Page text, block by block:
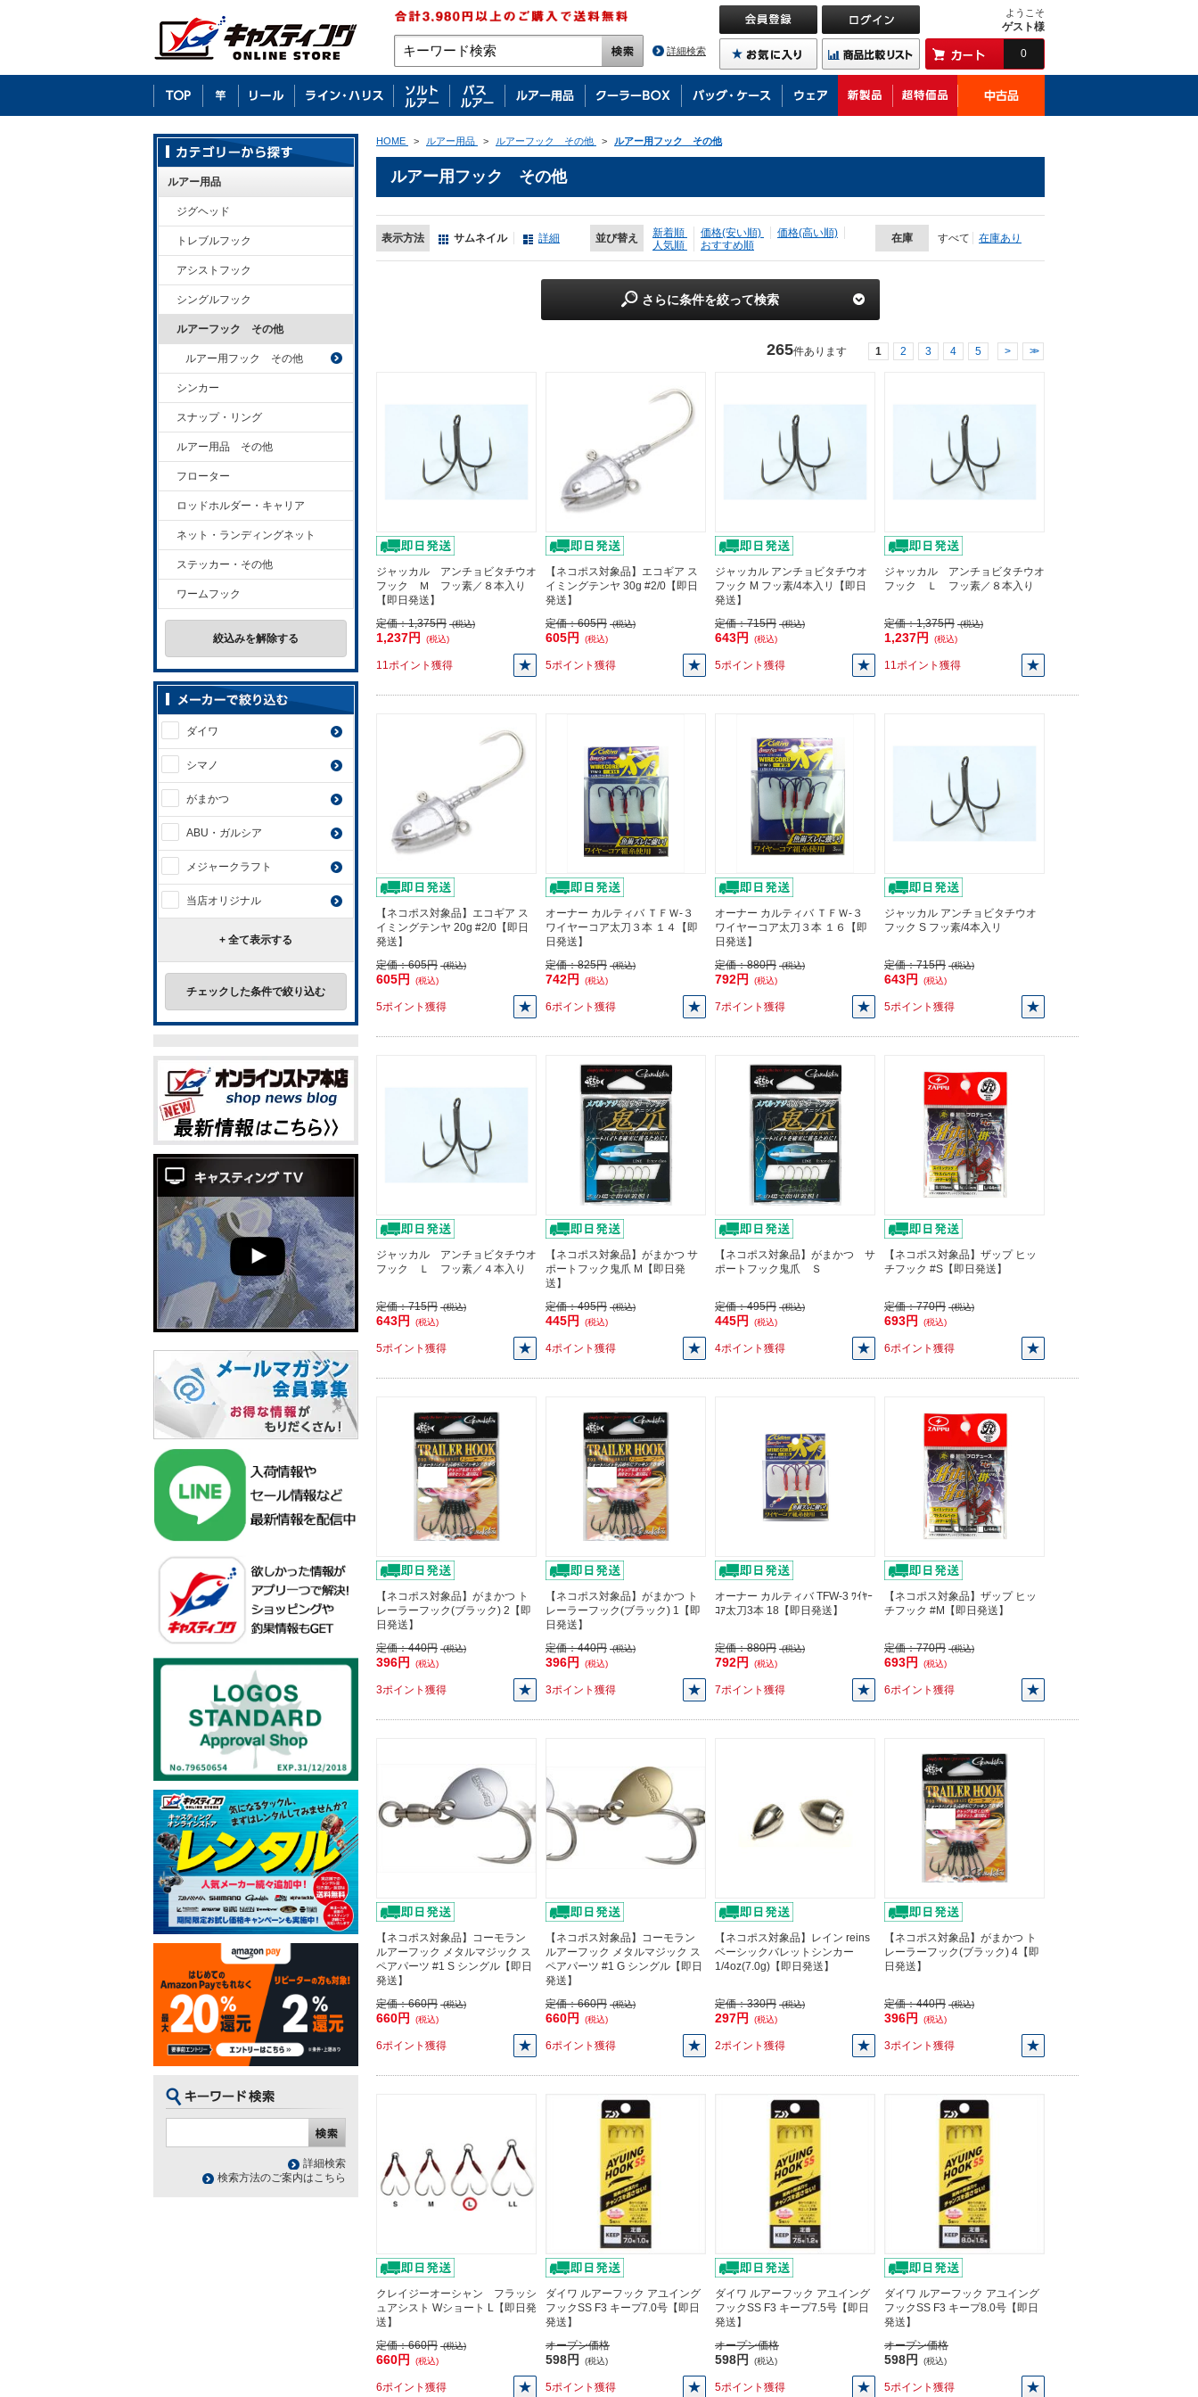
詳細検索
ようこそ
ゲスト様
0
HOME > ルアー用品 > ルアーフック その他 > ルアー用フック その他
ルアー用フック その他
表示方法 サムネイル 詳細 並び替え 新着順 価格(安い順)
価格(高い順)
人気順
おすすめ順
在庫 すべて 在庫あり
さらに条件を絞って検索
265件あります 1 2 3 4 5 > >>
ジャッカル アンチョビタチウオ
フック Ｍ フッ素／８本入り
【即日発送】
定価：1,375円 (税込)
1,237円 (税込)
11ポイント獲得
【ネコポス対象品】エコギア ス
イミングテンヤ 30g #2/0【即日
発送】
定価：605円 (税込)
605円 (税込)
5ポイント獲得
ジャッカル アンチョビタチウオ
フック M フッ素/4本入リ【即日
発送】
定価：715円 (税込)
643円 (税込)
5ポイント獲得
ジャッカル アンチョビタチウオ
フック Ｌ フッ素／８本入り
定価：1,375円 (税込)
1,237円 (税込)
11ポイント獲得
【ネコポス対象品】エコギア ス
イミングテンヤ 20g #2/0【即日
発送】
定価：605円 (税込)
605円 (税込)
5ポイント獲得
オーナー カルティバ ＴＦＷ-３
ワイヤーコア太刀３本 １４【即
日発送】
定価：825円 (税込)
742円 (税込)
6ポイント獲得
オーナー カルティバ ＴＦＷ-３
ワイヤーコア太刀３本 １６【即
日発送】
定価：880円 (税込)
792円 (税込)
7ポイント獲得
ジャッカル アンチョビタチウオ
フック S フッ素/4本入リ
定価：715円 (税込)
643円 (税込)
5ポイント獲得
ジャッカル アンチョビタチウオ
フック Ｌ フッ素／４本入り
定価：715円 (税込)
643円 (税込)
5ポイント獲得
【ネコポス対象品】がまかつ サ
ポートフック鬼爪 M【即日発
送】
定価：495円 (税込)
445円 (税込)
4ポイント獲得
【ネコポス対象品】がまかつ サ
ポートフック鬼爪 Ｓ
定価：495円 (税込)
445円 (税込)
4ポイント獲得
【ネコポス対象品】ザップ ヒッ
チフック #S【即日発送】
定価：770円 (税込)
693円 (税込)
6ポイント獲得
【ネコポス対象品】がまかつ ト
レーラーフック(ブラック) 2【即
日発送】
定価：440円 (税込)
396円 (税込)
3ポイント獲得
【ネコポス対象品】がまかつ ト
レーラーフック(ブラック) 1【即
日発送】
定価：440円 (税込)
396円 (税込)
3ポイント獲得
オーナー カルティバ TFW-3 ﾜｲﾔｰ
ｺｱ太刀3本 18【即日発送】
定価：880円 (税込)
792円 (税込)
7ポイント獲得
【ネコポス対象品】ザップ ヒッ
チフック #M【即日発送】
定価：770円 (税込)
693円 (税込)
6ポイント獲得
【ネコポス対象品】コーモラン
ルアーフック メタルマジック ス
ペアパーツ #1 S シングル【即日
発送】
定価：660円 (税込)
660円 (税込)
6ポイント獲得
【ネコポス対象品】コーモラン
ルアーフック メタルマジック ス
ペアパーツ #1 G シングル【即日
発送】
定価：660円 (税込)
660円 (税込)
6ポイント獲得
【ネコポス対象品】レイン reins
ベーシックバレットシンカー
1/4oz(7.0g)【即日発送】
定価：330円 (税込)
297円 (税込)
2ポイント獲得
【ネコポス対象品】がまかつ ト
レーラーフック(ブラック) 4【即
日発送】
定価：440円 (税込)
396円 (税込)
3ポイント獲得
クレイジーオーシャン フラッシ
ュアシスト Wショート L【即日発
送】
定価：660円 (税込)
660円 (税込)
6ポイント獲得
ダイワ ルアーフック アユイング
フックSS F3 キープ7.0号【即日
発送】
オープン価格
598円 (税込)
5ポイント獲得
ダイワ ルアーフック アユイング
フックSS F3 キープ7.5号【即日
発送】
オープン価格
598円 (税込)
5ポイント獲得
ダイワ ルアーフック アユイング
フックSS F3 キープ8.0号【即日
発送】
オープン価格
598円 (税込)
5ポイント獲得
ルアー用品
ジグヘッド
トレブルフック
アシストフック
シングルフック
ルアーフック その他
ルアー用フック その他
シンカー
スナップ・リング
ルアー用品 その他
フローター
ロッドホルダー・キャリア
ネット・ランディングネット
ステッカー・その他
ワームフック
絞込みを解除する
ダイワ
シマノ
がまかつ
ABU・ガルシア
メジャークラフト
当店オリジナル
+ 全て表示する
チェックした条件で絞り込む
詳細検索
検索方法のご案内はこちら